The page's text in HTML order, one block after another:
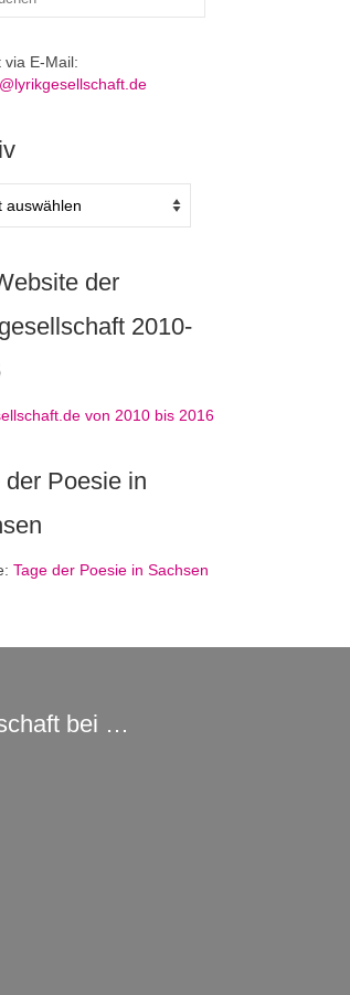
via E-Mail:
der
2010-
von 2010 bis 2016
der Poesie in
Tage der Poesie in Sachsen
bei …